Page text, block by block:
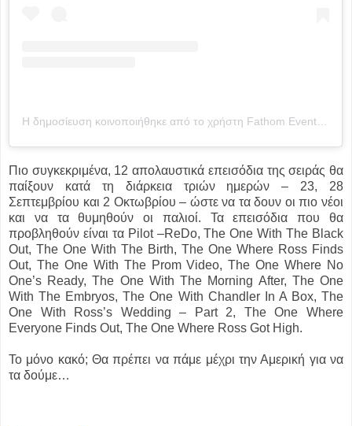
Η δημοσίευση κοινοποιήθηκε από το χρήστη Fathom Events (@fathomevents)
Πιο συγκεκριμένα, 12 απολαυστικά επεισόδια της σειράς θα
παίξουν κατά τη διάρκεια τριών ημερών – 23, 28
Σεπτεμβρίου και 2 Οκτωβρίου – ώστε να τα δουν οι πιο νέοι
και να τα θυμηθούν οι παλιοί. Τα επεισόδια που θα
προβληθούν είναι τα Pilot –ReDo, The One With The Black
Out, The One With The Birth, The One Where Ross Finds
Out, The One With The Prom Video, The One Where No
One’s Ready, The One With The Morning After, The One
With The Embryos, The One With Chandler In A Box, The
One With Ross’s Wedding – Part 2, The One Where
Everyone Finds Out, The One Where Ross Got High.
Το μόνο κακό; Θα πρέπει να πάμε μέχρι την Αμερική για να
τα δούμε…